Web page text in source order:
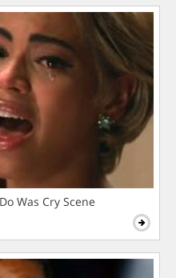
Was Cry Scene